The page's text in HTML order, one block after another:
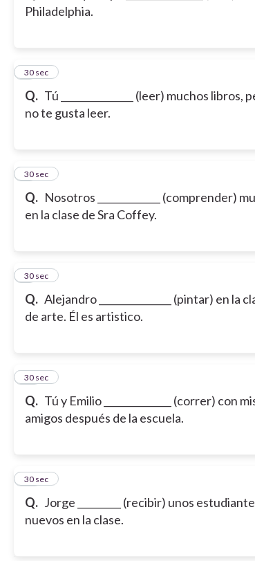
Philadelphia.
Q. Tú _______________ (leer) muchos libros,
no te gusta leer.
7
30 sec
Q. Nosotros _____________ (comprender)
en la clase de Sra Coffey.
8
30 sec
Q. Alejandro _______________ (pintar) en la
de arte. Él es artistico.
9
30 sec
Q. Tú y Emilio ______________ (correr) con
amigos después de la escuela.
10
30 sec
Q. Jorge _________ (recibir) unos
nuevos en la clase.
11
30 sec